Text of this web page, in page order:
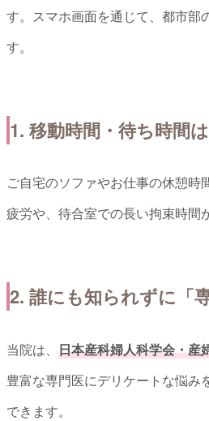
す。スマホ画面を通じて、都市部
す。
1. 移動時間・待ち時間
ご自宅のソファやお仕事の休憩
疲労や、待合室での長い拘束時間
2. 誰にも知られずに「
当院は、 日本産科婦人科学会・産
豊富な専門医にデリケートな悩
できます。